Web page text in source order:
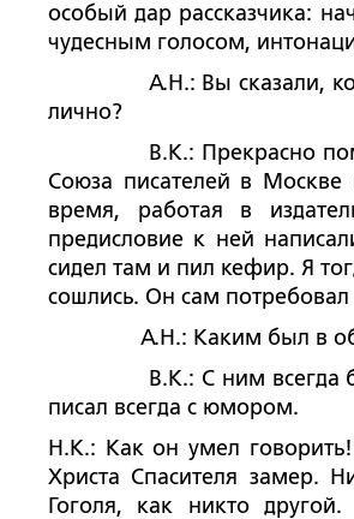
особый дар рассказчика:
чудесным голосом,
А.Н.: Вы сказали, когда
лично?
В.К.: Прекрасно помню.
Союза писателей в
время, работая в
предисловие к ней
сидел там и пил кефир. Я
сошлись. Он сам
А.Н.: Каким был в
В.К.: С ним всегда было
писал всегда с юмором.
Н.К.: Как он умел
Христа Спасителя замер.
Гоголя, как никто